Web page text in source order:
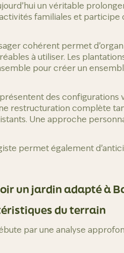
un véritable
familiales et
cohérent permet
à utiliser. Les
pour créer un
des
restructuration complète
Une approche
permet également
un jardin adapté à
du terrain
par une analyse